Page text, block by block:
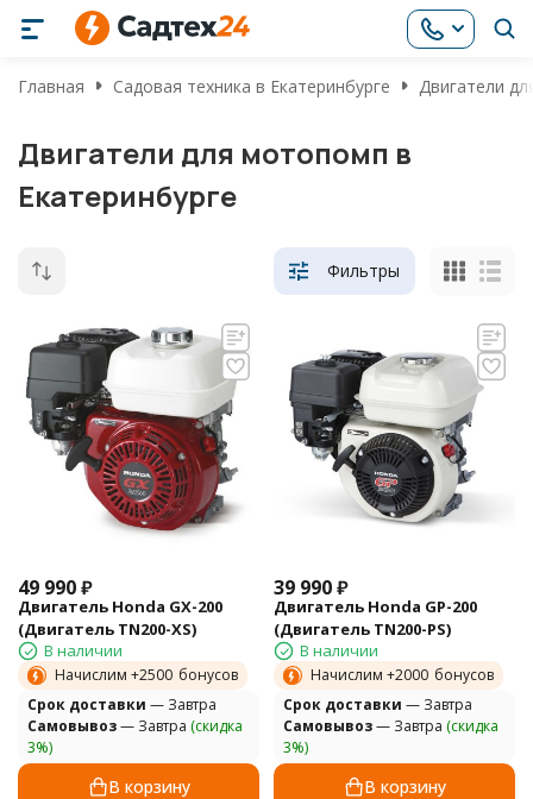
Главная Садовая техника в Екатеринбурге Двигатели
Двигатели для мотопомп в
Екатеринбурге
Фильтры
49 990₽
Двигатель Honda GX-200
(Двигатель TN200-XS)
В наличии
Начислим +2500 бонусов
Cрок доставки — Завтра
Самовывоз— Завтра (скидка
3%)
В корзину
39 990₽
Двигатель Honda GP-200
(Двигатель TN200-PS)
В наличии
Начислим +2000 бонусов
Cрок доставки — Завтра
Самовывоз— Завтра (скидка
3%)
В корзину